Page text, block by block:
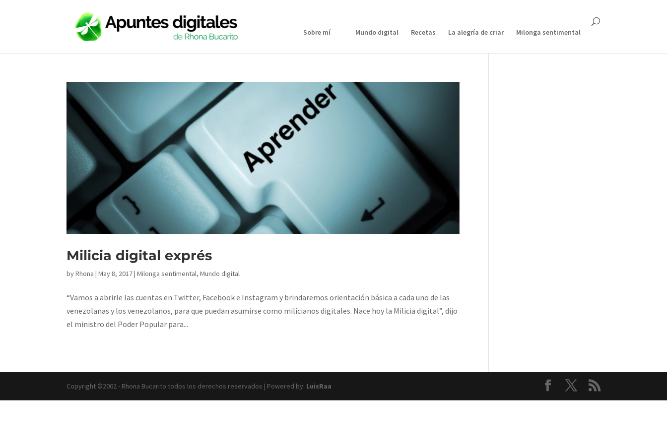
Sobre mí Mundo digital Recetas La alegría de criar Milonga sentimental
Milicia digital exprés
byRhona |May 8, 2017|Milonga sentimental,Mundo digital
“Vamos a abrirle las cuentas en Twitter, Facebook e Instagram y brindaremos orientación básica a cada uno de las
venezolanas y los venezolanos, para que puedan asumirse como milicianos digitales. Nace hoy la Milicia digital”, dijo
el ministro del Poder Popular para...
Copyright ©2002 - Rhona Bucarito todos los derechos reservados | Powered by: LuisRaa